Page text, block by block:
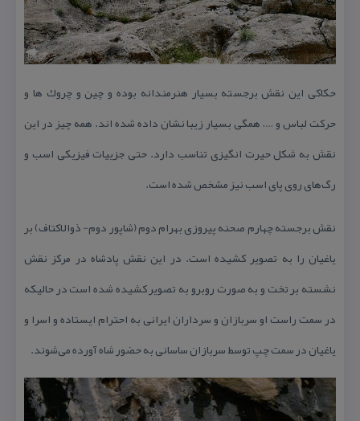
حكاكی این نقش برجسته بسیار هنرمندانه بوده و چین و چروك ها و
حركت لباس و …، همگی بسیار زیبا نشان داده شده اند. همه چیز در این
نقش به شكل حیرت انگیزی تناسب دارد. حتی جزییات فیزیكی اسب و
رگ‌های روی پای اسب نیز مشخص شده است.
نقش برجسته چهارم صحنه پیروزی بهرام دوم (شاپور دوم- ذوالاكتاف) بر
یاغیان را به تصویر كشیده است. در این نقش پادشاه در مركز نقش
نشسته بر تخت و به صورت روبرو به تصویر كشیده شده است در حالیكه
در سمت راست او سربازان و سرداران ایرانی به احترام ایستاده و اسرا و
یاغیان در سمت چپ توسط سربازان ساسانی به حضور شاه آورده می‌شوند.